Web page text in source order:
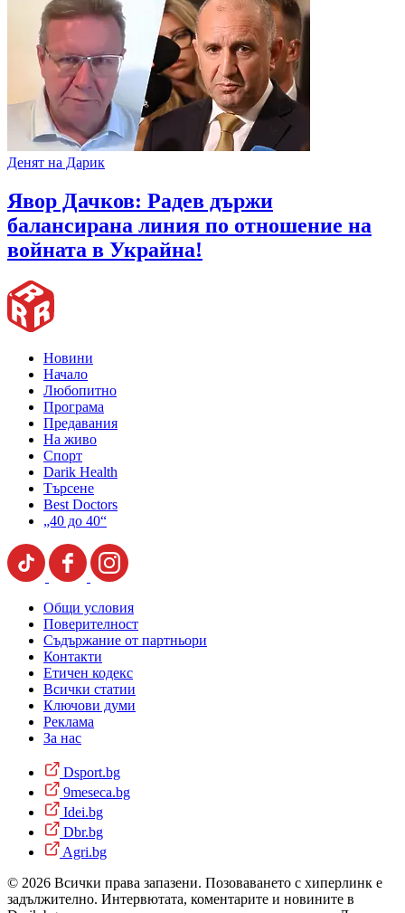
Денят на Дарик
Явор Дачков: Радев държи
балансирана линия по отношение на
войната в Украйна!
Новини
Начало
Любопитно
Програма
Предавания
На живо
Спорт
Darik Health
Търсене
Best Doctors
„40 до 40“
Общи условия
Поверителност
Съдържание от партньори
Контакти
Етичен кодекс
Всички статии
Ключови думи
Реклама
За нас
Dsport.bg
9meseca.bg
Idei.bg
Dbr.bg
Agri.bg
© 2026 Всички права запазени. Позоваването с хиперлинк е
задължително. Интервютата, коментарите и новините в